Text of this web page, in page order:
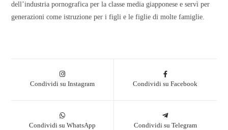
dell’industria pornografica per la classe media giapponese e servì per
generazioni come istruzione per i figli e le figlie di molte famiglie.
Condividi su Instagram Condividi su Facebook
Condividi su WhatsApp Condividi su Telegram